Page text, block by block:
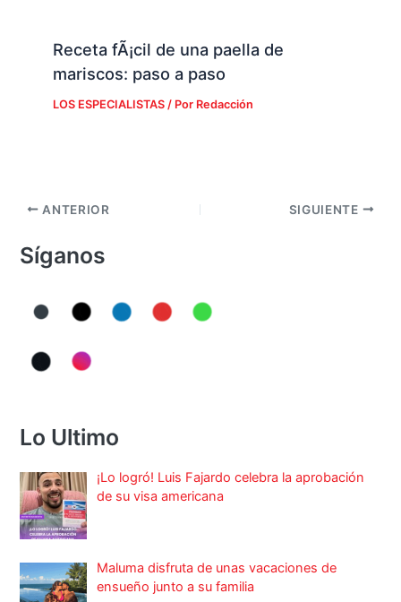
Receta fÃ¡cil de una paella de
mariscos: paso a paso
LOS ESPECIALISTAS/ Por Redacción
ANTERIOR SIGUIENTE
Síganos
Lo Ultimo
¡Lo logró! Luis Fajardo celebra la aprobación
de su visa americana
Maluma disfruta de unas vacaciones de
ensueño junto a su familia